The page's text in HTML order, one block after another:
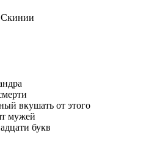
Скинии
вкушать от этого
мужей
букв